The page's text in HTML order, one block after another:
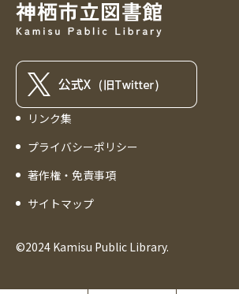
リンク集
プライバシーポリシー
著作権・免責事項
サイトマップ
©2024 Kamisu Public Library.